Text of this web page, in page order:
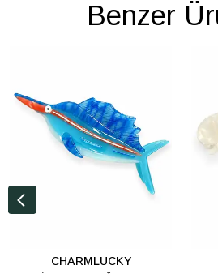
Benzer
CHARMLUCKY